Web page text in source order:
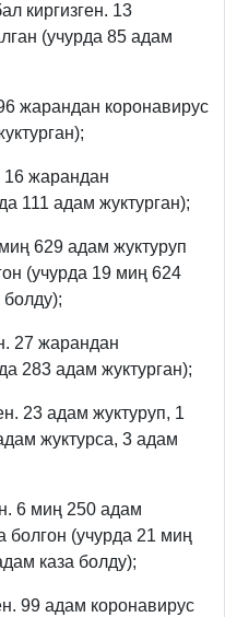
киргизген. 13
(учурда 85 адам
жарандан коронавирус
16 жарандан
111 адам жуктурган);
629 адам жуктуруп
(учурда 19 миң 624
27 жарандан
283 адам жуктурган);
23 адам жуктуруп, 1
жуктурса, 3 адам
6 миң 250 адам
болгон (учурда 21 миң
каза болду);
99 адам коронавирус